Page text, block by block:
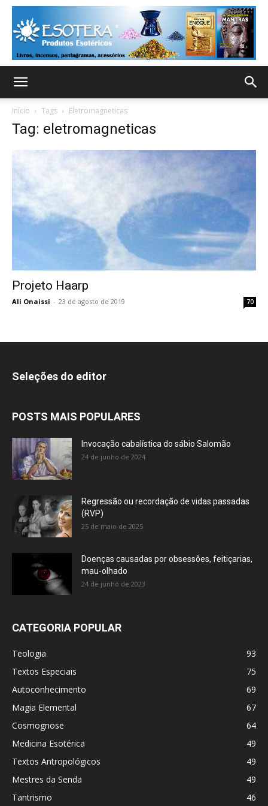
Início Tags Eletromagneticas
Tag: eletromagneticas
Projeto Haarp
Ali Onaissi - 23 de agosto de 2019 70
Seleções do editor
POSTS MAIS POPULARES
Invocação cabalística do sábio Salomão
24 de junho de 2024
Regressão ou recordação de vidas passadas
(RVP)
25 de maio de 2025
Doenças causadas por obsessões, feitiçarias,
mau-olhado
24 de junho de 2023
CATEGORIA POPULAR
Teologia
93
Textos Especiais
75
Autoconhecimento
69
Magia Elemental
67
Cosmognose
64
Medicina Esotérica
49
Textos Antropológicos
49
Mestres da Senda
49
Tantrismo
46